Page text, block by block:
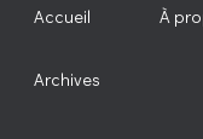
Accueil À
Archives